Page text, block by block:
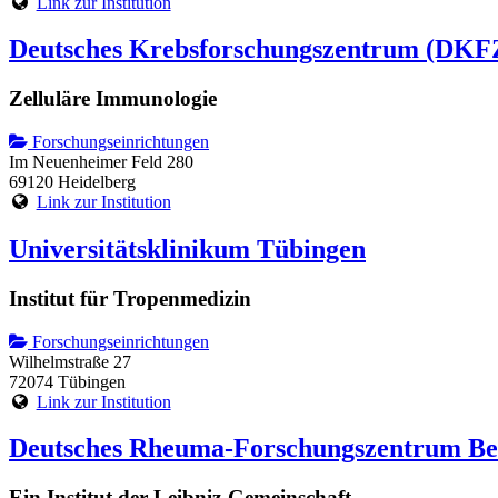
Deutsches Krebsforschungszentrum
Zelluläre Immunologie
Forschungseinrichtungen
Im Neuenheimer Feld 280
69120 Heidelberg
Link zur Institution
Universitätsklinikum Tübingen
Institut für Tropenmedizin
Forschungseinrichtungen
Wilhelmstraße 27
72074 Tübingen
Link zur Institution
Deutsches Rheuma-Forschungszentrum